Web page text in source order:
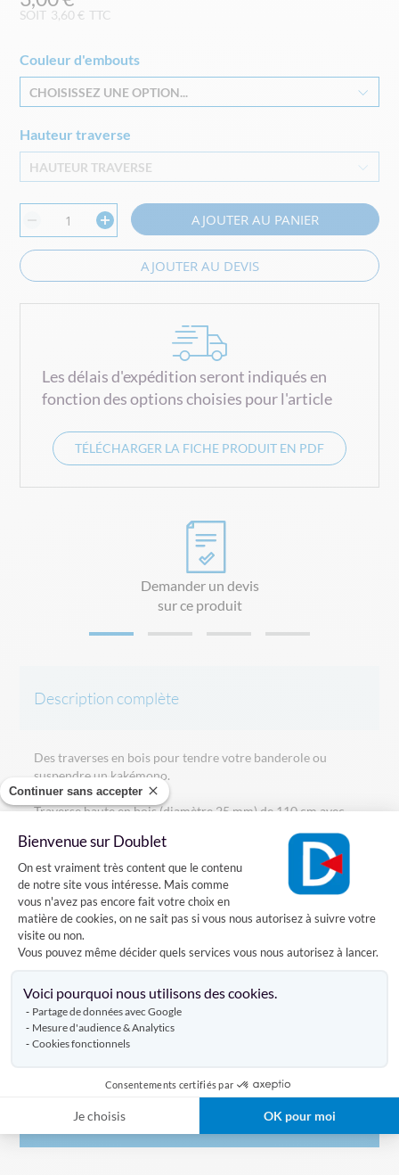
Continuer sans accepter
Bienvenue sur Doublet
Plateforme de Gestion du
On est vraiment très content que le contenu
de notre site vous intéresse. Mais comme
vous n'avez pas encore fait votre choix en
matière de cookies, on ne sait pas si vous nous autorisez à suivre votre
visite ou non.
Vous pouvez même décider quels services vous nous autorisez à lancer.
Voici pourquoi nous utilisons des cookies.
Partage de données avec Google
Mesure d'audience & Analytics
Cookies fonctionnels
Consentements certifiés par
Je choisis OK pour moi
SOIT 3,60 € TTC
Couleur d'embouts
CHOISISSEZ UNE OPTION...
Hauteur traverse
HAUTEUR TRAVERSE
AJOUTER AU PANIER
AJOUTER AU DEVIS
Les délais d'expédition seront indiqués en
fonction des options choisies pour l'article
TÉLÉCHARGER LA FICHE PRODUIT EN PDF
the
the
gallery
Demander un devis
sur ce produit
Description complète
Des traverses en bois pour tendre votre banderole ou
suspendre un kakémono.
Traverse haute en bois (diamètre 25 mm) de 110 cm avec
embouts plastiques et corde pour être accroché.
Traverse basse en bois (diamètre 25 mm) de 110 cm avec
embouts plastiques pour servir de lestage / contrepoids
quand vous suspendez un kakémono.
Disponible avec des embouts plastiques noirs ou blancs.
Livraison
Avis clients